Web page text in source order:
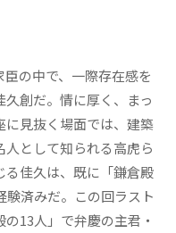
の中で、一際存在感を
創だ。情に厚く、まっ
に見抜く場面では、建築
として知られる高虎ら
る佳久は、既に「鎌倉殿
験済みだ。この回ラスト
13人」で弁慶の主君・